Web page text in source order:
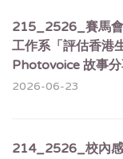
215_2526_賽馬會
工作系「評估香港
Photovoice 故事分
2026-06-23
214_2526_校內